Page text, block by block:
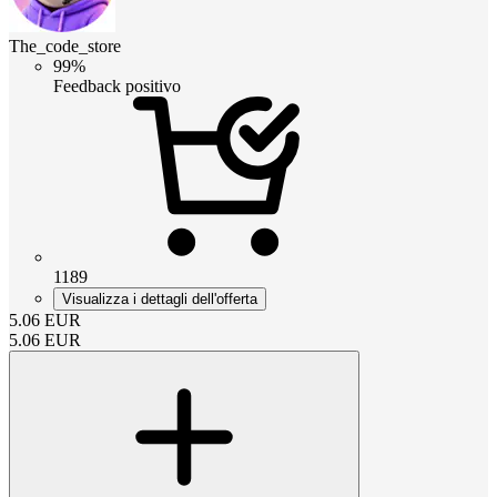
The_code_store
99%
Feedback positivo
1189
Visualizza i dettagli dell'offerta
5.06 EUR
5.06 EUR